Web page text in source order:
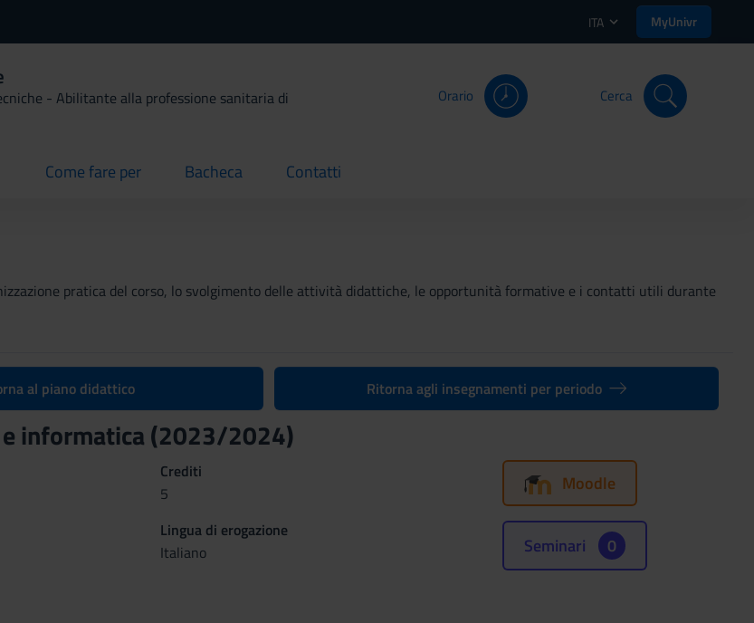
ITA MyUnivr
- Abilitante alla professione sanitaria di
Orario Cerca
Come fare per
current Bacheca
current Contatti
current
pratica del corso, lo svolgimento delle attività didattiche, le opportunità formative e i contatti utili durante
al piano didattico Ritorna agli insegnamenti per periodo
informatica (2023/2024)
Crediti
5
Lingua di erogazione
Italiano
Moodle
Seminari 0